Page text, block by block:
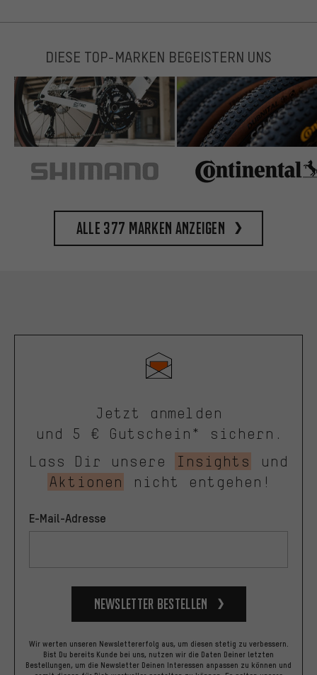
DIESE TOP-MARKEN BEGEISTERN UNS
Alle 377 Marken anzeigen
Jetzt anmelden
und 5 € Gutschein* sichern.
Lass Dir unsere
Insights
und
Aktionen
nicht entgehen!
E-Mail-Adresse
Newsletter bestellen
Wir werten unseren Newslettererfolg aus, um diesen stetig zu verbessern.
Bist Du bereits Kunde bei uns, nutzen wir die Daten Deiner letzten
Bestellungen, um die Newsletter Deinen Interessen anpassen zu können und